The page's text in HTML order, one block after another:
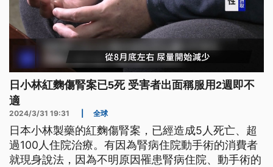
日小林紅麴傷腎案已5死 受害者出面稱服用2週即不
適
2024/3/31 19:31 全球
日本小林製藥的紅麴傷腎案，已經造成5人死亡、超
過100人住院治療。有因為腎病住院動手術的消費者
就現身說法，因為不明原因罹患腎病住院、動手術的